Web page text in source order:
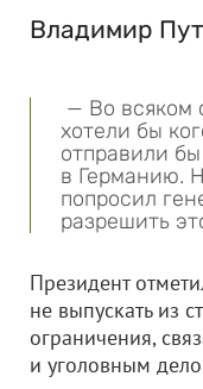
Владимир
— Во всяком
хотели бы
отправили
в Германию.
попросил
разрешить
Президент
не выпускать из
ограничения,
и уголовным